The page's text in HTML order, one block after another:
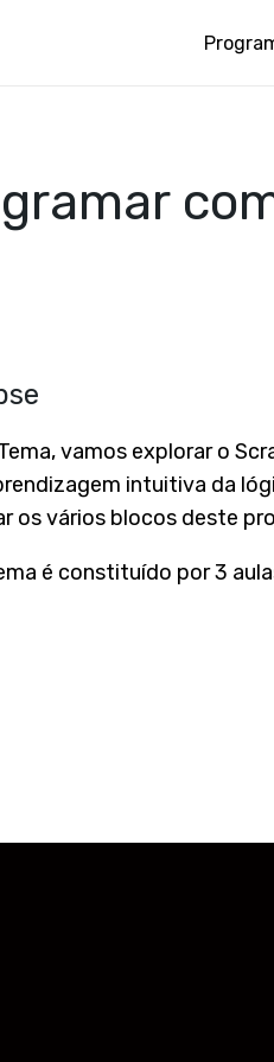
vamos explorar o
intuitiva da
os vários blocos deste
é constituído por 3